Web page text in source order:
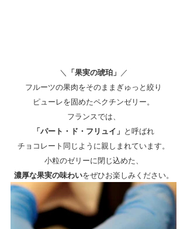
＼ 「果実の琥珀」
／
フルーツの果肉をそのままぎゅっと絞り
ピューレを固めたペクチンゼリー。
フランスでは、
「パート・ド・フリュイ」 と呼ばれ
チョコレート同じように親しまれています。
小粒のゼリーに閉じ込めた、
濃厚な果実の味わいをぜひお楽しみください。